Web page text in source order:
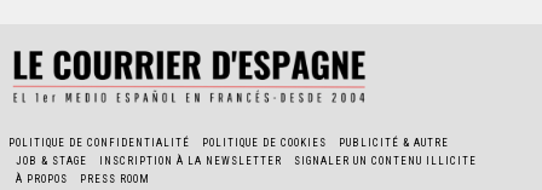
POLITIQUE DE CONFIDENTIALITÉ POLITIQUE DE COOKIES
PUBLICITÉ & AUTRE
JOB & STAGE
INSCRIPTION À LA NEWSLETTER
SIGNALER UN CONTENU ILLICITE
À PROPOS
PRESS ROOM